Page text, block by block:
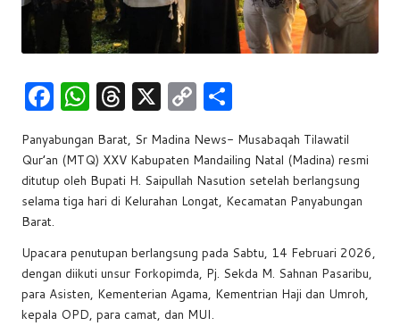
F
a
c
e
b
o
k
W
h
at
s
A
p
p
T
hr
e
a
d
s
X C
o
p
y
Li
k
h
ar
e
Panyabungan Barat, Sr Madina News- Musabaqah Tilawatil
Qur’an (MTQ) XXV Kabupaten Mandailing Natal (Madina) resmi
ditutup oleh Bupati H. Saipullah Nasution setelah berlangsung
selama tiga hari di Kelurahan Longat, Kecamatan Panyabungan
Barat.
Upacara penutupan berlangsung pada Sabtu, 14 Februari 2026,
dengan diikuti unsur Forkopimda, Pj. Sekda M. Sahnan Pasaribu,
para Asisten, Kementerian Agama, Kementrian Haji dan Umroh,
kepala OPD, para camat, dan MUI.